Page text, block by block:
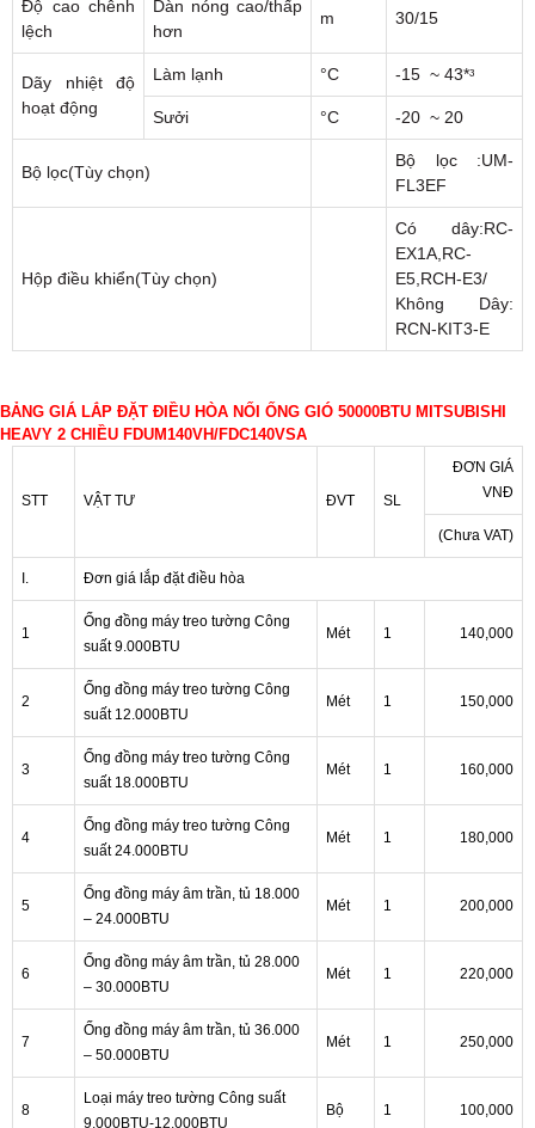
Độ cao chênh
lệch
Dàn nóng cao/thấp
hơn
m 30/15
Dãy nhiệt độ
hoạt động
Làm lạnh °C -15 ~ 43*ᶟ
Sưởi °C -20 ~ 20
Bộ lọc(Tùy chọn)
Bộ lọc :UM-
FL3EF
Hộp điều khiển(Tùy chọn)
Có dây:RC-
EX1A,RC-
E5,RCH-E3/
Không Dây:
RCN-KIT3-E
BẢNG GIÁ LẮP ĐẶT ĐIỀU HÒA NỐI ỐNG GIÓ 50000BTU MITSUBISHI
HEAVY 2 CHIỀU FDUM140VH/FDC140VSA
STT VẬT TƯ ĐVT SL
ĐƠN GIÁ
VNĐ
(Chưa VAT)
I. Đơn giá lắp đặt điều hòa
1
Ống đồng máy treo tường Công
suất 9.000BTU
Mét 1 140,000
2
Ống đồng máy treo tường Công
suất 12.000BTU
Mét 1 150,000
3
Ống đồng máy treo tường Công
suất 18.000BTU
Mét 1 160,000
4
Ống đồng máy treo tường Công
suất 24.000BTU
Mét 1 180,000
5
Ống đồng máy âm trần, tủ 18.000
– 24.000BTU
Mét 1 200,000
6
Ống đồng máy âm trần, tủ 28.000
– 30.000BTU
Mét 1 220,000
7
Ống đồng máy âm trần, tủ 36.000
– 50.000BTU
Mét 1 250,000
8
Loại máy treo tường Công suất
9.000BTU-12.000BTU
Bộ 1 100,000